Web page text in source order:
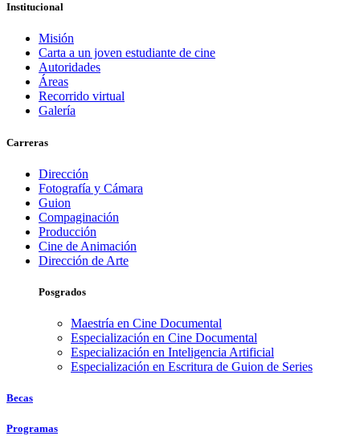
Institucional
Misión
Carta a un joven estudiante de cine
Autoridades
Áreas
Recorrido virtual
Galería
Carreras
Dirección
Fotografía y Cámara
Guion
Compaginación
Producción
Cine de Animación
Dirección de Arte
Posgrados
Maestría en Cine Documental
Especialización en Cine Documental
Especialización en Inteligencia Artificial
Especialización en Escritura de Guion de Series
Becas
Programas